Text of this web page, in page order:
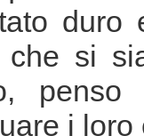
duro
che si
penso
i